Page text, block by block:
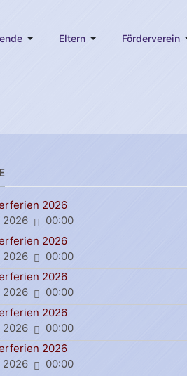
Eltern Förderverein
2026
2026
00:00
2026
2026
00:00
2026
2026
00:00
2026
2026
00:00
2026
2026
00:00